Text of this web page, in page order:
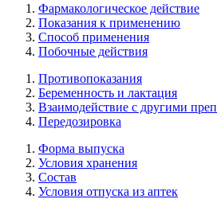
Фармакологическое действие
Показания к применению
Способ применения
Побочные действия
Противопоказания
Беременность и лактация
Взаимодействие с другими
Передозировка
Форма выпуска
Условия хранения
Состав
Условия отпуска из аптек